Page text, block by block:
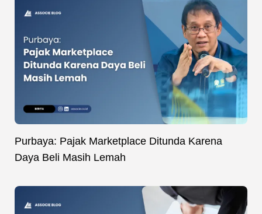
Purbaya: Pajak Marketplace Ditunda Karena
Daya Beli Masih Lemah